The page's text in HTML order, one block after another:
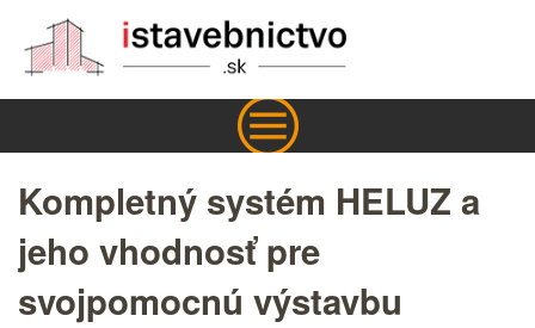
Kompletný systém HELUZ a
jeho vhodnosť pre
svojpomocnú výstavbu